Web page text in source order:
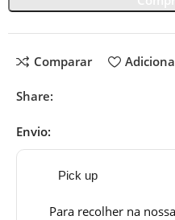
Comparar
Share:
Envio:
Pick up
Para recolher na nossa